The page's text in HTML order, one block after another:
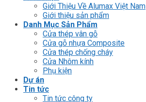
Giới Thiệu Về Alumax Việt Nam
Giới thiệu sản phẩm
Danh Mục Sản Phẩm
Cửa thép vân gỗ
Cửa gỗ nhựa Composite
Cửa thép chống cháy
Cửa Nhôm kính
Phụ kiện
Dự án
Tin tức
Tin tức công ty